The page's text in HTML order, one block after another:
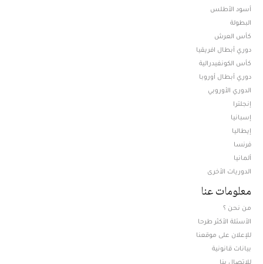
أسود الأطلس
البطولة
كأس العرش
دوري أبطال افريقيا
كأس الكونفيدرالية
دوري أبطال أوروبا
الدوري الأوروبي
إنجلترا
إسبانيا
إيطاليا
فرنسا
ألمانيا
الدوريات الأخرى
معلومات عنا
من نحن ؟
الأسئلة الأكثر طرحا
للإعلان على موقعنا
بيانات قانونية
للإتصال بنا